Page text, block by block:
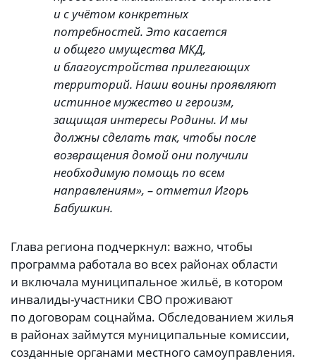
и с учётом конкретных
потребностей. Это касается
и общего имущества МКД,
и благоустройства прилегающих
территорий. Наши воины проявляют
истинное мужество и героизм,
защищая интересы Родины. И мы
должны сделать так, чтобы после
возвращения домой они получили
необходимую помощь по всем
направлениям», – отметил Игорь
Бабушкин.
Глава региона подчеркнул: важно, чтобы
программа работала во всех районах области
и включала муниципальное жильё, в котором
инвалиды-участники СВО проживают
по договорам соцнайма. Обследованием жилья
в районах займутся муниципальные комиссии,
созданные органами местного самоуправления.